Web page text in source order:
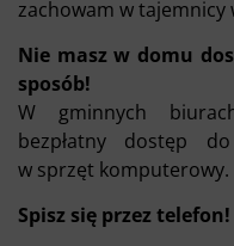
zachowam w tajemnicy
Nie masz w domu
sposób!
W gminnych
bezpłatny dostęp
w sprzęt komputerowy.
Spisz się przez telefon!